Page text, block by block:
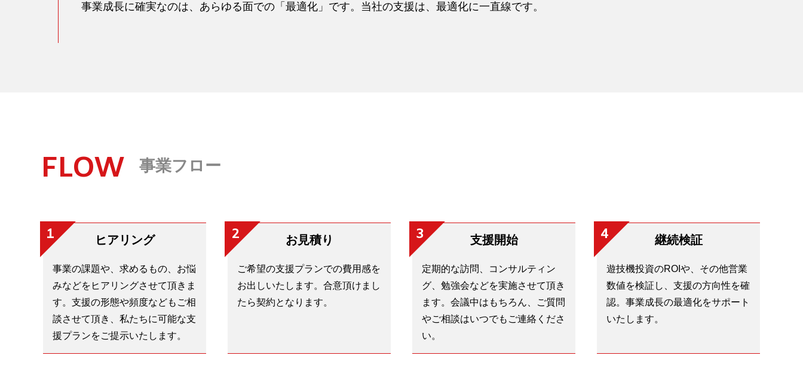
事業成長に確実なのは、あらゆる面での「最適化」です。当社の支援は、最適化に一直線です。
FLOW 事業フロー
1 ヒアリング
事業の課題や、求めるもの、お悩
みなどをヒアリングさせて頂きま
す。支援の形態や頻度などもご相
談させて頂き、私たちに可能な支
援プランをご提示いたします。
2 お見積り
ご希望の支援プランでの費用感を
お出しいたします。合意頂けまし
たら契約となります。
3 支援開始
定期的な訪問、コンサルティン
グ、勉強会などを実施させて頂き
ます。会議中はもちろん、ご質問
やご相談はいつでもご連絡くださ
い。
4 継続検証
遊技機投資のROIや、その他営業
数値を検証し、支援の方向性を確
認。事業成長の最適化をサポート
いたします。